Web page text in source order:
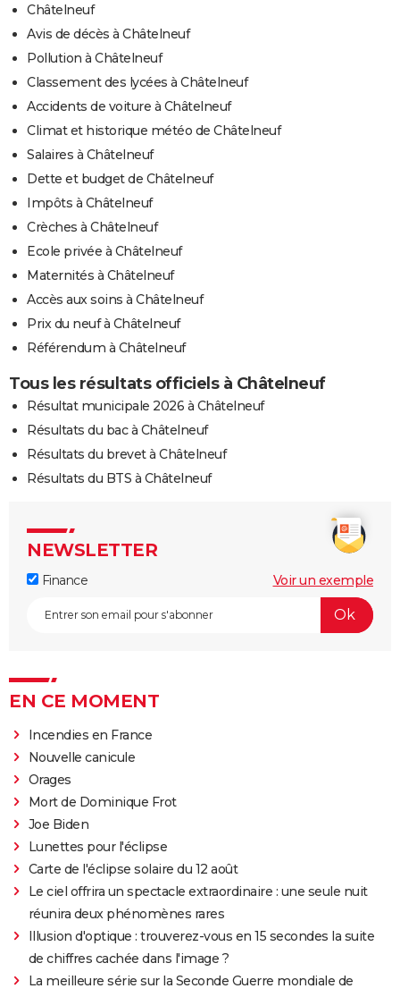
Châtelneuf
Avis de décès à Châtelneuf
Pollution à Châtelneuf
Classement des lycées à Châtelneuf
Accidents de voiture à Châtelneuf
Climat et historique météo de Châtelneuf
Salaires à Châtelneuf
Dette et budget de Châtelneuf
Impôts à Châtelneuf
Crèches à Châtelneuf
Ecole privée à Châtelneuf
Maternités à Châtelneuf
Accès aux soins à Châtelneuf
Prix du neuf à Châtelneuf
Référendum à Châtelneuf
Tous les résultats officiels à Châtelneuf
Résultat municipale 2026 à Châtelneuf
Résultats du bac à Châtelneuf
Résultats du brevet à Châtelneuf
Résultats du BTS à Châtelneuf
NEWSLETTER
Finance Voir un exemple
EN CE MOMENT
Incendies en France
Nouvelle canicule
Orages
Mort de Dominique Frot
Joe Biden
Lunettes pour l'éclipse
Carte de l'éclipse solaire du 12 août
Le ciel offrira un spectacle extraordinaire : une seule nuit
réunira deux phénomènes rares
Illusion d'optique : trouverez-vous en 15 secondes la suite
de chiffres cachée dans l'image ?
La meilleure série sur la Seconde Guerre mondiale de